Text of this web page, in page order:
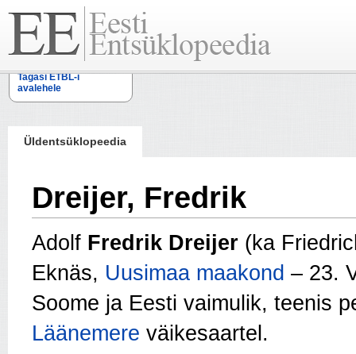
Tagasi ETBL-i
avalehele
Üldentsüklopeedia
Dreijer, Fredrik
Adolf Fredrik Dreijer (ka
Eknäs, Uusimaa maakond – 23.
Soome ja Eesti vaimulik, teenis
Läänemere väikesaartel.